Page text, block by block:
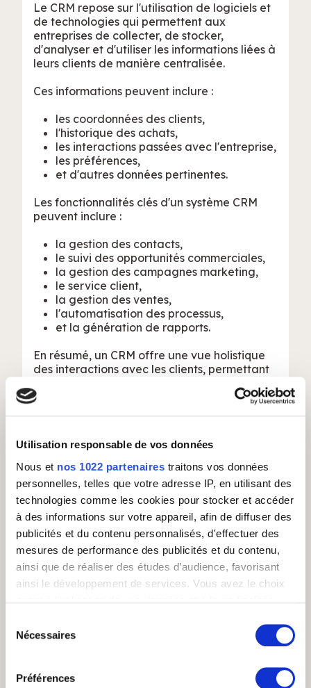
Utilisation responsable de vos données
Nous et nos 1022 partenaires traitons vos données
personnelles, telles que votre adresse IP, en utilisant des
technologies comme les cookies pour stocker et accéder
à des informations sur votre appareil, afin de diffuser des
publicités et du contenu personnalisés, d'effectuer des
mesures de performance des publicités et du contenu,
ainsi que de réaliser des études d’audience, favorisant
ainsi le développement de services. Vous avez le choix
tout moment en consultant la Déclaration relative aux
cookies ou en cliquant sur l'icône de confidentialité.
Si vous le permettez, nous aimerions également :
Nécessaires
Préférences
Le CRM repose sur l'utilisation de logiciels et
de technologies qui permettent aux
entreprises de collecter, de stocker,
d'analyser et d'utiliser les informations liées à
leurs clients de manière centralisée.
Ces informations peuvent inclure :
les coordonnées des clients,
l'historique des achats,
les interactions passées avec l'entreprise,
les préférences,
et d'autres données pertinentes.
Les fonctionnalités clés d'un système CRM
peuvent inclure :
la gestion des contacts,
le suivi des opportunités commerciales,
la gestion des campagnes marketing,
le service client,
la gestion des ventes,
l'automatisation des processus,
et la génération de rapports.
En résumé, un CRM offre une vue holistique
des interactions avec les clients, permettant
besoins, de personnaliser les interactions et
L'objectif final d'un CRM est d'améliorer la
satisfaction et la fidélité des clients tout en
aidant l'entreprise à atteindre ses objectifs
commerciaux.
De nombreux logiciels existent sur le marché
à des prix et fonctionnalités très variables.
Call of Successpeut vous accompagner
dans la sélection et la mise en place de votre
outil CRM.